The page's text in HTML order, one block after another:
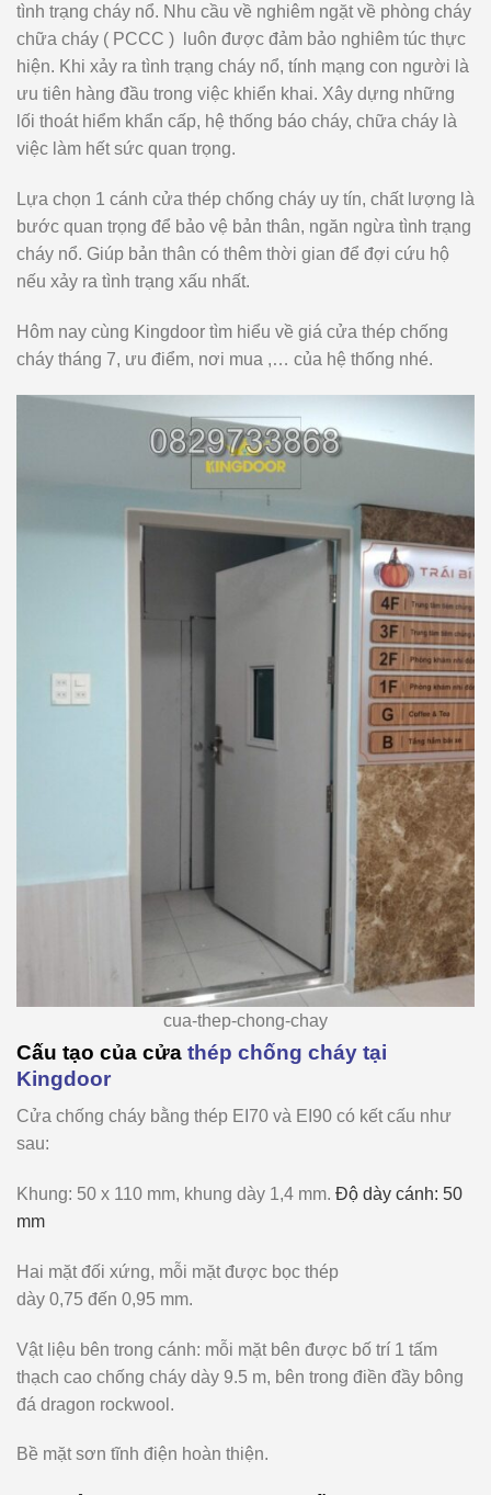
tình trạng cháy nổ. Nhu cầu về nghiêm ngặt về phòng cháy
chữa cháy ( PCCC ) luôn được đảm bảo nghiêm túc thực
hiện. Khi xảy ra tình trạng cháy nổ, tính mạng con người là
ưu tiên hàng đầu trong việc khiển khai. Xây dựng những
lối thoát hiểm khẩn cấp, hệ thống báo cháy, chữa cháy là
việc làm hết sức quan trọng.
Lựa chọn 1 cánh cửa thép chống cháy uy tín, chất lượng là
bước quan trọng để bảo vệ bản thân, ngăn ngừa tình trạng
cháy nổ. Giúp bản thân có thêm thời gian để đợi cứu hộ
nếu xảy ra tình trạng xấu nhất.
Hôm nay cùng Kingdoor tìm hiểu về giá cửa thép chống
cháy tháng 7, ưu điểm, nơi mua ,… của hệ thống nhé.
cua-thep-chong-chay
Cấu tạo của cửa thép chống cháy tại
Kingdoor
Cửa chống cháy bằng thép EI70 và EI90 có kếtcấu như
sau:
Khung: 50 x 110 mm, khung dày 1,4 mm. Độ dày cánh: 50
mm
Hai mặt đối xứng, mỗi mặt được bọc thép
dày 0,75 đến 0,95 mm.
Vật liệu bên trong cánh: mỗi mặt bên được bố trí 1 tấm
thạch cao chống cháy dày 9.5 m, bên trong điền đầy bông
đá dragon rockwool.
Bề mặt sơn tĩnh điện hoàn thiện.